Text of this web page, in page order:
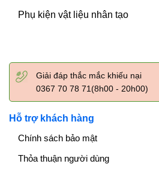
Phụ kiện vật liệu nhân tạo
Giải đáp thắc mắc khiếu nại
0367 70 78 71(8h00 - 20h00)
Hỗ trợ khách hàng
Chính sách bảo mật
Thỏa thuận người dùng